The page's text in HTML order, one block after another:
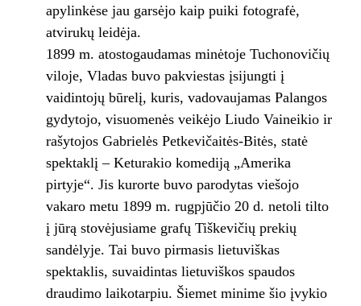
apylinkėse jau garsėjo kaip puiki fotografė,
atvirukų leidėja.
1899 m. atostogaudamas minėtoje Tuchonovičių
viloje, Vladas buvo pakviestas įsijungti į
vaidintojų būrelį, kuris, vadovaujamas Palangos
gydytojo, visuomenės veikėjo Liudo Vaineikio ir
rašytojos Gabrielės Petkevičaitės-Bitės, statė
spektaklį – Keturakio komediją „Amerika
pirtyje“. Jis kurorte buvo parodytas viešojo
vakaro metu 1899 m. rugpjūčio 20 d. netoli tilto
į jūrą stovėjusiame grafų Tiškevičių prekių
sandėlyje. Tai buvo pirmasis lietuviškas
spektaklis, suvaidintas lietuviškos spaudos
draudimo laikotarpiu. Šiemet minime šio įvykio